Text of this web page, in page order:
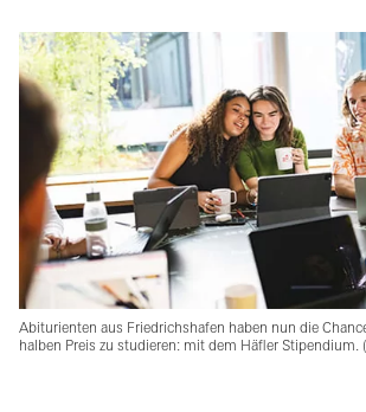
Abiturienten aus Friedrichshafen haben nun die
halben Preis zu studieren: mit dem Häfler Stipendium.